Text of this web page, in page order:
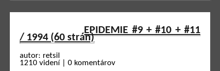
EPIDEMIE #9 + #10 + #11
/ 1994 (60 strán)
autor: retsil
1210 videní | 0 komentárov